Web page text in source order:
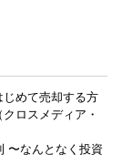
じめて売却する方
ロスメディア・
〜なんとなく投資